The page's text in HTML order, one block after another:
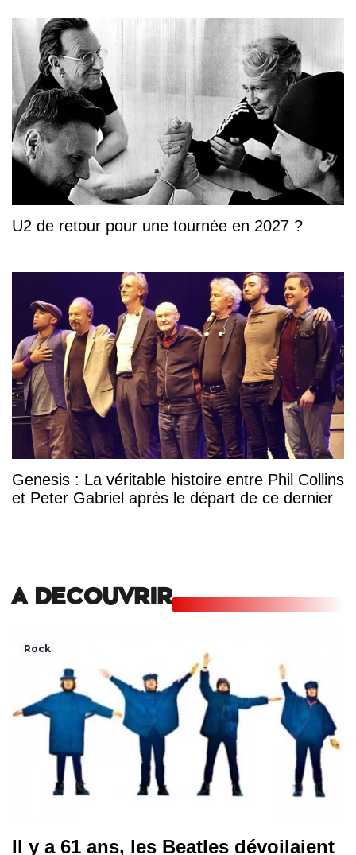
U2 de retour pour une tournée en 2027 ?
Genesis : La véritable histoire entre Phil Collins
et Peter Gabriel après le départ de ce dernier
A DECOUVRIR
Rock
Il y a 61 ans, les Beatles dévoilaient